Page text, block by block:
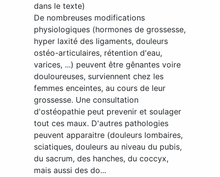
dans le texte)
De nombreuses modifications
physiologiques (hormones de grossesse,
hyper laxité des ligaments, douleurs
ostéo-articulaires, rétention d'eau,
varices, ...) peuvent être gênantes voire
douloureuses, surviennent chez les
femmes enceintes, au cours de leur
grossesse. Une consultation
d'ostéopathie peut prevenir et soulager
tout ces maux. D'autres pathologies
peuvent apparaitre (douleurs lombaires,
sciatiques, douleurs au niveau du pubis,
du sacrum, des hanches, du coccyx,
mais aussi des do...